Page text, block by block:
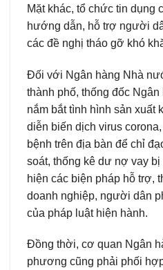
Mặt khác, tổ chức tin dụng
hướng dẫn, hỗ trợ người
các đề nghị tháo gỡ khó
Đối với Ngân hàng Nhà
thành phố, thống đốc
nắm bắt tình hình sản xuất
diễn biến dịch virus
bệnh trên địa bàn để chỉ
soát, thống kê dư nợ vay
hiện các biện pháp hỗ trợ,
doanh nghiệp, người dân
của pháp luật hiện hành.
Đồng thời, cơ quan Ngân
phương cũng phải phối